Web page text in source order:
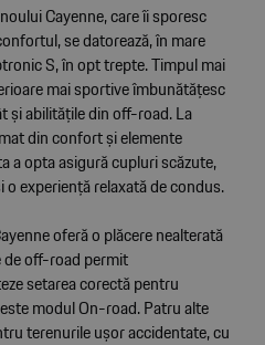
Cayenne, care îi sporesc
se datorează, în mare
S, în opt trepte. Timpul mai
mai sportive îmbunătățesc
și abilitățile din off-road. La
din confort și elemente
a opta asigură cupluri scăzute,
experiență relaxată de condus.
oferă o plăcere nealterată
de off-road permit
setarea corectă pentru
modul On-road. Patru alte
terenurile ușor accidentate, cu